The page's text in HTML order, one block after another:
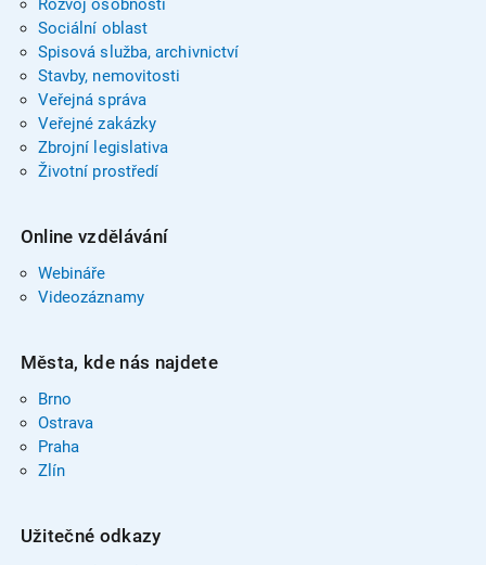
Rozvoj osobnosti
Sociální oblast
Spisová služba, archivnictví
Stavby, nemovitosti
Veřejná správa
Veřejné zakázky
Zbrojní legislativa
Životní prostředí
Online vzdělávání
Webináře
Videozáznamy
Města, kde nás najdete
Brno
Ostrava
Praha
Zlín
Užitečné odkazy